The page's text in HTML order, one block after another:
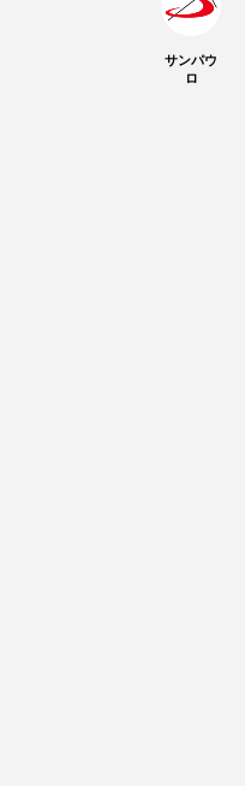
サンパウ
ロ